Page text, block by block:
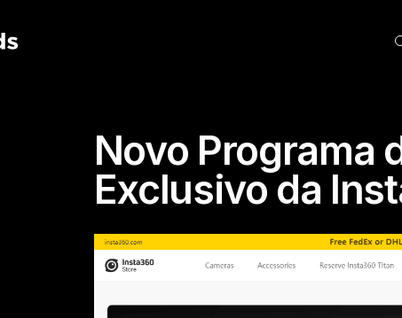
Novo Programa
Exclusivo da